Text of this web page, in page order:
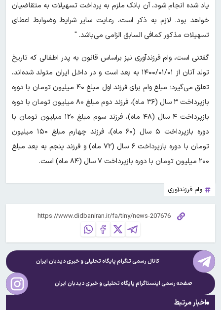
یاد شده انجام شود، آن بانک ملزم به پرداخت تسهیلات به متقاضیان
خواهد بود. لازم به ذکر است، رعایت سایر شرایط وضوابط اعطای
تسهیلات مذکور کمافی السابق الزامی می‌باشد. "
گفتنی است، وام فرزندآوری نیز براساس قانون به پدر اطفالی که تاریخ
تولد آنان از ۱۴۰۰/۰۱/۰۱ به بعد است و در داخل ایران متولد شده‌اند،
تعلق می‌گیرد؛ مبلغ وام برای فرزند اول مبلغ ۴۰ میلیون تومان با دوره
بازپرداخت ۳ سال (۳۶ ماه)، فرزند دوم مبلغ ۸۰ میلیون تومان با دوره
بازپرداخت ۴ سال (۴۸ ماه)، فرزند سوم مبلغ ۱۲۰ میلیون تومان با
دوره بازپرداخت ۵ سال (۶۰ ماه)، فرزند چهارم مبلغ ۱۵۰ میلیون
تومان با دوره بازپرداخت ۶ سال (۷۲ ماه) و فرزند پنجم به بعد مبلغ
۲۰۰ میلیون تومان با دوره بازپرداخت ۷ سال (۸۴ ماه) است.
وام فرزندآوری
کانال رسمی تلگرام پایگاه تحلیلی و خبریدیدبان ایران
صفحه رسمی اینستاگرام پایگاه تحلیلی و خبریدیدبان ایران
اخبار مرتبط